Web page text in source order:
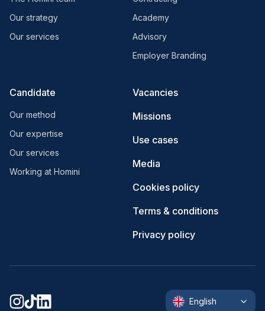
Our strategy
Our services
Academy
Advisory
Employer Branding
Candidate
Our method
Our expertise
Our services
Working at Homini
Vacancies
Missions
Use cases
Media
Cookies policy
Terms & conditions
Privacy policy
English